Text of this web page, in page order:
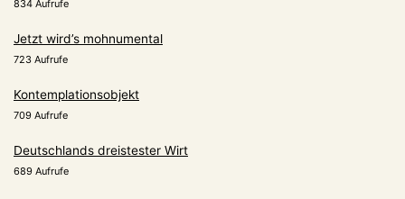
834 Aufrufe
Jetzt wird’s mohnumental
723 Aufrufe
Kontemplationsobjekt
709 Aufrufe
Deutschlands dreistester Wirt
689 Aufrufe